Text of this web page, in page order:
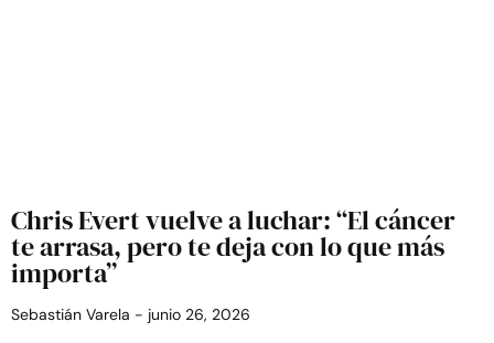
Chris Evert vuelve a luchar: “El cáncer
te arrasa, pero te deja con lo que más
importa”
Sebastián Varela junio 26, 2026